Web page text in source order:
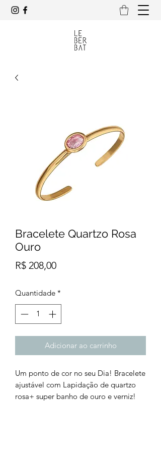
Bracelete Quartzo Rosa
Ouro
R$ 208,00Preço
Quantidade *
Adicionar ao carrinho
Um ponto de cor no seu Dia! Bracelete
ajustável com Lapidação de quartzo
rosa+ super banho de ouro e verniz!